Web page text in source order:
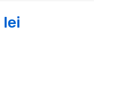
lei